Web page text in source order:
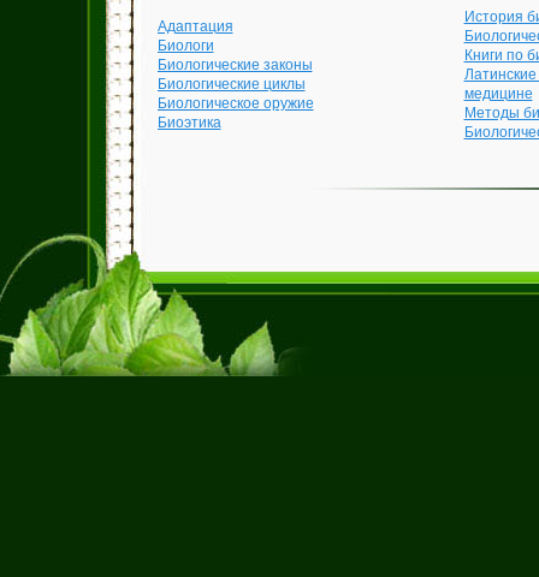
Адаптация
Биологи
Биологические законы
Биологические циклы
Биологическое оружие
Биоэтика
История
Книги по
медицине
Методы